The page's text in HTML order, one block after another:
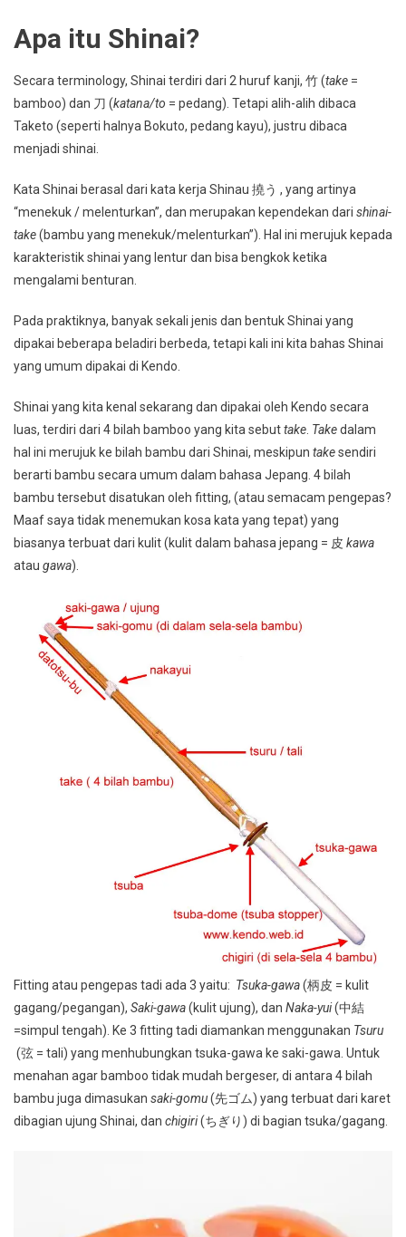
Apa itu Shinai?
Secara terminology, Shinai terdiri dari 2 huruf kanji, 竹 (take =
bamboo) dan 刀 (katana/to = pedang). Tetapi alih-alih dibaca
Taketo (seperti halnya Bokuto, pedang kayu), justru dibaca
menjadi shinai.
Kata Shinai berasal dari kata kerja Shinau 撓う , yang artinya
“menekuk / melenturkan”, dan merupakan kependekan dari shinai-
take(bambu yang menekuk/melenturkan”). Hal ini merujuk kepada
karakteristik shinai yang lentur dan bisa bengkok ketika
mengalami benturan.
Pada praktiknya, banyak sekali jenis dan bentuk Shinai yang
dipakai beberapa beladiri berbeda, tetapi kali ini kita bahas Shinai
yang umum dipakai di Kendo.
Shinai yang kita kenal sekarang dan dipakai oleh Kendo secara
luas, terdiri dari 4 bilah bamboo yang kita sebuttake. Takedalam
hal ini merujuk ke bilah bambu dari Shinai, meskipun takesendiri
berarti bambu secara umum dalam bahasa Jepang. 4 bilah
bambu tersebut disatukan oleh fitting, (atau semacam pengepas?
Maaf saya tidak menemukan kosa kata yang tepat) yang
biasanya terbuat dari kulit (kulit dalam bahasa jepang = 皮 kawa
atau gawa).
Fitting atau pengepas tadi ada 3 yaitu: Tsuka-gawa(柄皮 = kulit
gagang/pegangan), Saki-gawa(kulit ujung), dan Naka-yui(中結
=simpul tengah). Ke 3 fitting tadi diamankan menggunakan Tsuru
(弦 = tali) yang menhubungkan tsuka-gawa ke saki-gawa. Untuk
menahan agar bamboo tidak mudah bergeser, di antara 4 bilah
bambu juga dimasukan saki-gomu(先ゴム) yang terbuat dari karet
dibagian ujung Shinai, dan chigiri(ちぎり) di bagian tsuka/gagang.